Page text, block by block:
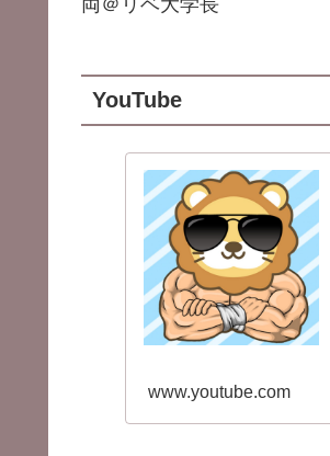
両＠リベ大学長
YouTube
www.youtube.com